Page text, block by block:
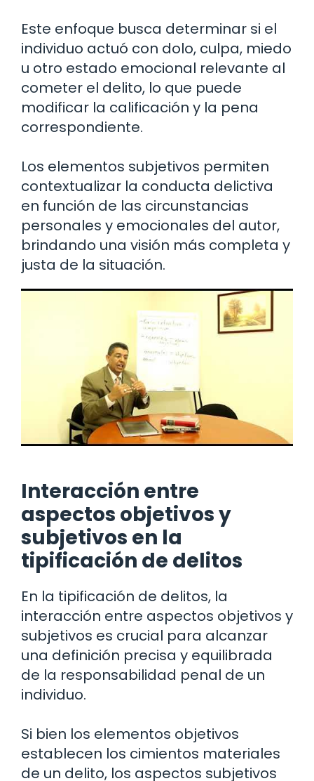
Este enfoque busca determinar si el
individuo actuó con dolo, culpa, miedo
u otro estado emocional relevante al
cometer el delito, lo que puede
modificar la calificación y la pena
correspondiente.
Los elementos subjetivos permiten
contextualizar la conducta delictiva
en función de las circunstancias
personales y emocionales del autor,
brindando una visión más completa y
justa de la situación.
Interacción entre
aspectos objetivos y
subjetivos en la
tipificación de delitos
En la tipificación de delitos, la
interacción entre aspectos objetivos y
subjetivos es crucial para alcanzar
una definición precisa y equilibrada
de la responsabilidad penal de un
individuo.
Si bien los elementos objetivos
establecen los cimientos materiales
de un delito, los aspectos subjetivos